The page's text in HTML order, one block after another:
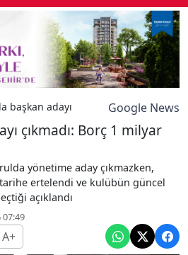
başkan adayı çıkmadı: Borç 1 milyar
Google News
çıkmadı: Borç 1 milyar
yönetime aday çıkmazken,
ertelendi ve kulübün güncel
açıklandı
07:49
A+